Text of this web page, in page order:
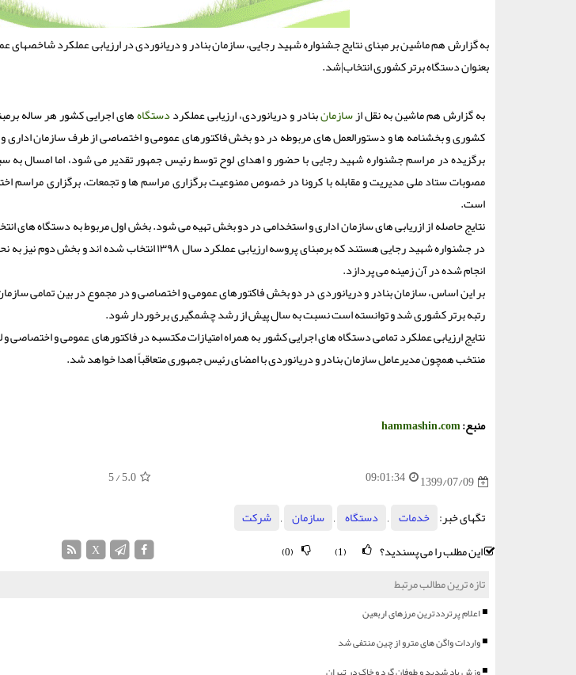
به گزارش هم ماشین بر مبنای نتایج جشنواره شهید رجایی، سازمان بنادر و دریانوردی در ارزیابی عملكرد
بعنوان دستگاه برتر كشوری انتخاب|شد.
به گزارش هم ماشین به نقل ازسازمانبنادر و دریانوردی، ارزیابی عملکرددستگاههای اجرایی کشور هر ساله برمبنای مواد ۸۱ و ۸۲
کشوری و بخشنامه ها و دستورالعمل های مربوطه در دو بخش فاکتورهای عمومی و اختصاصی از طرف سازمان اداری
برگزیده در مراسم جشنواره شهید رجایی با حضور و اهدای لوح توسط رئیس جمهور تقدیر می شود، اما امسال به
مصوبات ستاد ملی مدیریت و مقابله با کرونا در خصوص ممنوعیت برگزاری مراسم ها و تجمعات، برگزاری مراسم
است.
نتایج حاصله از ازریابی های سازمان اداری و استخدامی در دو بخش تهیه می شود. بخش اول مربوط به دستگاه های
در جشنواره شهید رجایی هستند که برمبنای پروسه ارزیابی عملکرد سال
انجام شده در آن زمینه می پردازد.
بر این اساس، سازمان بنادر و دریانوردی در دو بخش فاکتورهای عمومی و اختصاصی و در مجموع در بین تمامی
رتبه برتر کشوری شد و توانسته است نسبت به سال پیش از رشد چشمگیری برخوردار شود.
نتایج ارزیابی عملکرد تمامی دستگاه های اجرایی کشور به همراه امتیازات مکتسبه در فاکتورهای عمومی و اختصاصی و
منتخب همچون مدیرعامل سازمان بنادر و دریانوردی با امضای رئیس جمهوری متعاقباً اهدا خواهد شد.
منبع:hammashin.com
1399/07/09
09:01:34
5.0
/ 5
تگهای خبر: خدمات , دستگاه , سازمان , شركت
این مطلب را می پسندید؟
(1)
(0)
X
تازه ترین مطالب مرتبط
اعلام پرترددترین مرزهای اربعین
واردات واگن های مترو از چین منتفی شد